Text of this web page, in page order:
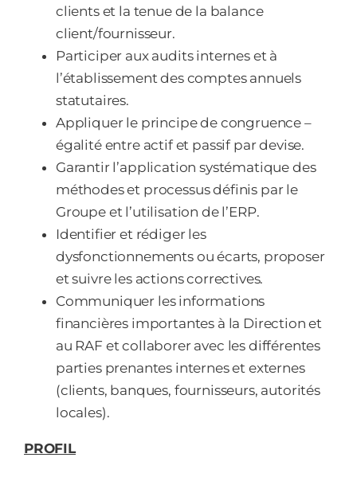
clients et la tenue de la balance
client/fournisseur.
Participer aux audits internes et à
l’établissement des comptes annuels
statutaires.
Appliquer le principe de congruence –
égalité entre actif et passif par devise.
Garantir l’application systématique des
méthodes et processus définis par le
Groupe et l’utilisation de l’ERP.
Identifier et rédiger les
dysfonctionnements ou écarts, proposer
et suivre les actions correctives.
Communiquer les informations
financières importantes à la Direction et
au RAF et collaborer avec les différentes
parties prenantes internes et externes
(clients, banques, fournisseurs, autorités
locales).
PROFIL